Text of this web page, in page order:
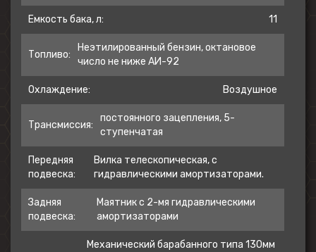
тяговые характеристики мотоцикла,
повышает грузоподъемность и
проходимость.
Exhaus TEC
Exhaus TEC (Torque Expansion Chamber) -
это система расширения диапазона
крутящего момента от средних до
высоких оборотов. Она делает вашу езду
более приятной, при этом обеспечивая
максимальную топливную экономичность.
Емкость бака, л: 11
Топливо:
Неэтилированный бензин, октановое
число не ниже АИ-92
Охлаждение: Воздушное
Трансмиссия:
постоянного зацепления, 5-
ступенчатая
Передняя
подвеска:
Вилка телескопическая, с
гидравлическими амортизаторами.
Задняя
подвеска:
Маятник с 2-мя гидравлическими
амортизаторами
Механический барабанного типа 130мм